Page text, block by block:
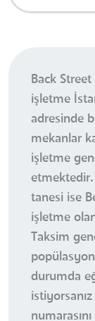
Back
işletme
adresinde
mekanlar
işletme
tanesi ise
işletme
Taksim
durumda
istiyorsanız